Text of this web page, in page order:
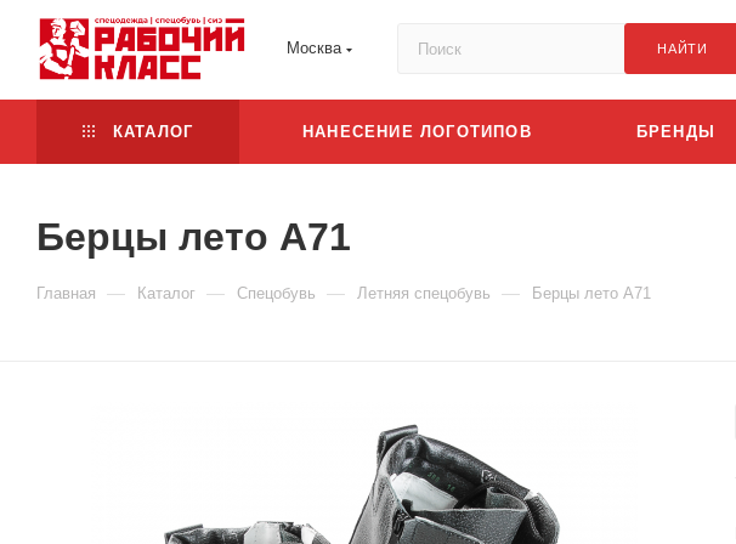
Москва НАЙТИ
КАТАЛОГ НАНЕСЕНИЕ ЛОГОТИПОВ БРЕНДЫ
Берцы лето А71
Главная — Каталог — Спецобувь — Летняя спецобувь — Берцы лето А71